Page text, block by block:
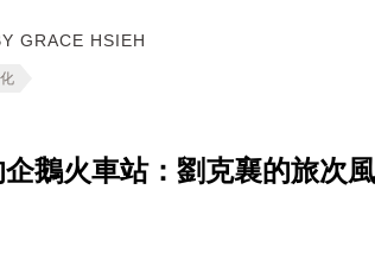
GRACE HSIEH
鵝火車站：劉克襄的旅次